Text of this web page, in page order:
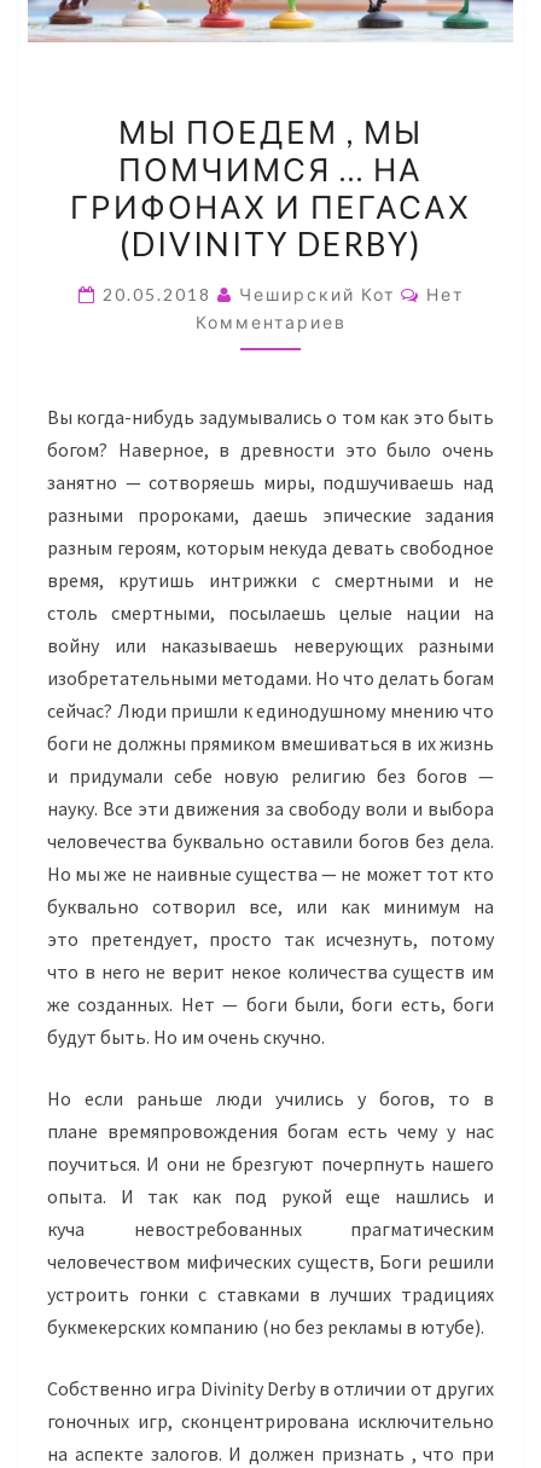
ПОЕДЕМ
,
МЫ
ПОМЧИМСЯ
НА
ГРИФОНАХ
(DIVINITY
DERBY)
МЫ ПОЕДЕМ , МЫ
ПОМЧИМСЯ … НА
ГРИФОНАХ И ПЕГАСАХ
(DIVINITY DERBY)
20.05.2018 Чеширский Кот
Нет
Комментариев
Вы когда-нибудь задумывались о том как это быть
богом? Наверное, в древности это было очень
занятно — сотворяешь миры, подшучиваешь над
разными пророками, даешь эпические задания
разным героям, которым некуда девать свободное
время, крутишь интрижки с смертными и не
столь смертными, посылаешь целые нации на
войну или наказываешь неверующих разными
изобретательными методами. Но что делать богам
сейчас? Люди пришли кединодушному мнению что
боги не должны прямиком вмешиваться в их жизнь
и придумали себе новую религию без богов —
науку. Все эти движения за свободу воли и выбора
человечества буквально оставили богов без дела.
Но мы же не наивные существа — не может тот кто
буквально сотворил все, или как минимум на
это претендует, просто так исчезнуть, потому
что в него не верит некое количества существ им
же созданных. Нет — боги были, боги есть, боги
будут быть. Но им очень скучно.
Но если раньше люди учились у богов, то в
плане времяпровождения богам есть чему у нас
поучиться. И они не брезгуют почерпнуть нашего
опыта. И так как под рукой еще нашлись и
куча невостребованных прагматическим
человечеством мифических существ, Боги решили
устроить гонки с ставками в лучших традициях
букмекерских компанию (но без рекламы в ютубе).
Собственно игра Divinity Derbyв отличии от других
гоночных игр, сконцентрирована исключительно
на аспекте залогов. И должен признать , что при